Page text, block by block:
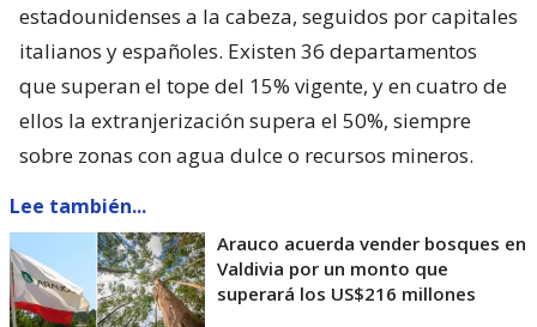
estadounidenses a la cabeza, seguidos por capitales
italianos y españoles. Existen 36 departamentos
que superan el tope del 15% vigente, y en cuatro de
ellos la extranjerización supera el 50%, siempre
sobre zonas con agua dulce o recursos mineros.
Lee también...
Arauco acuerda vender bosques en
Valdivia por un monto que
superará los US$216 millones